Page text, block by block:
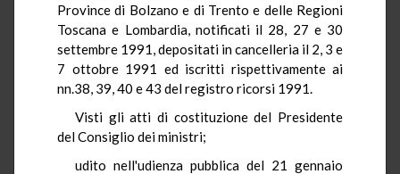
Province di Bolzano e di Trento e delle Regioni
Toscana e Lombardia, notificati il 28, 27 e 30
settembre 1991, depositati in cancelleria il 2, 3 e
7 ottobre 1991 ed iscritti rispettivamente ai
nn.38, 39, 40 e 43 del registro ricorsi 1991.
Visti gli atti di costituzione del Presidente
del Consiglio dei ministri;
udito nell'udienza pubblica del 21 gennaio